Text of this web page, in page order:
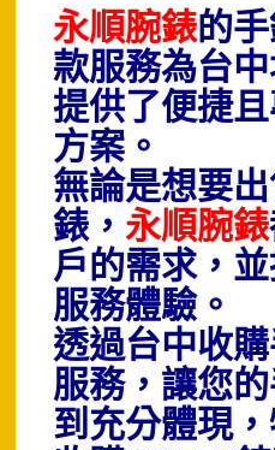
永順腕錶的
款服務為台
提供了便捷
方案。
無論是想要
錶，永順腕錶
戶的需求，
服務體驗。
透過台中收
服務，讓您
到充分體現